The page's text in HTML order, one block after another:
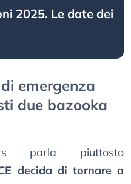
2025. Le date dei
emergenza
due bazooka
parla piuttosto
decida di tornare a